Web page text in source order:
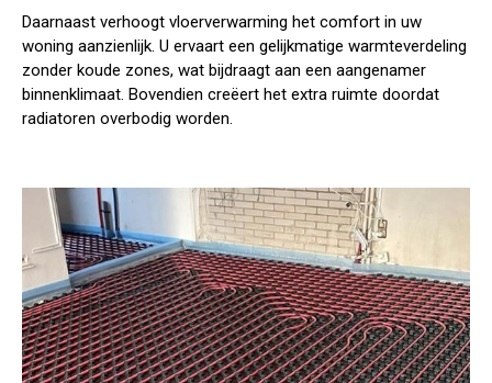
Daarnaast verhoogt vloerverwarming het comfort in uw
woning aanzienlijk. U ervaart een gelijkmatige warmteverdeling
zonder koude zones, wat bijdraagt aan een aangenamer
binnenklimaat. Bovendien creëert het extra ruimte doordat
radiatoren overbodig worden.